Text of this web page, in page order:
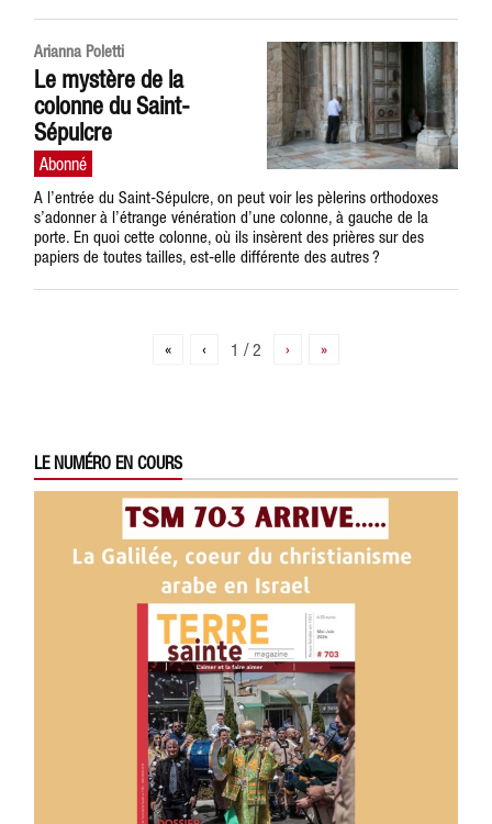
Arianna Poletti
Le mystère de la
colonne du Saint-
Sépulcre
A l’entrée du Saint-Sépulcre, on peut voir les pèlerins orthodoxes
s’adonner à l’étrange vénération d’une colonne, à gauche de la
porte. En quoi cette colonne, où ils insèrent des prières sur des
papiers de toutes tailles, est-elle différente des autres ?
« ‹ 1 / 2 › »
LE NUMÉRO EN COURS